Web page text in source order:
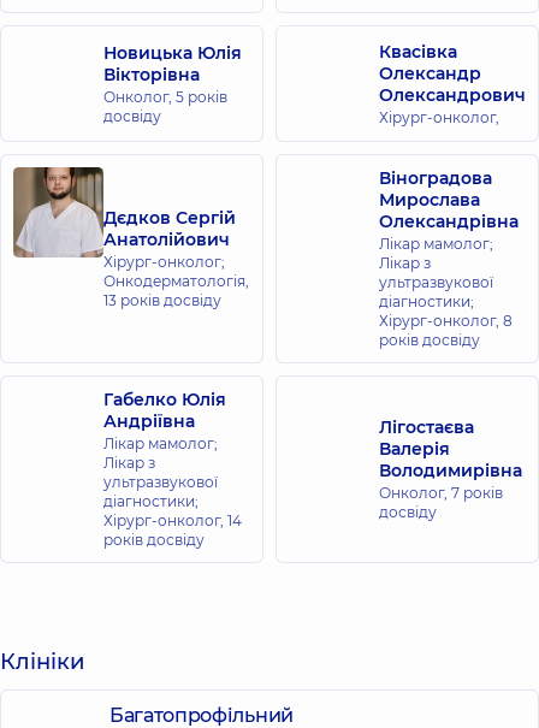
Новицька Юлія
Вікторівна
Онколог, 5 років
досвіду
Квасівка
Олександр
Олександрович
Хірург-онколог,
Дєдков Сергій
Анатолійович
Хірург-онколог;
Онкодерматологія,
13 років досвіду
Віноградова
Мирослава
Олександрівна
Лікар мамолог;
Лікар з
ультразвукової
діагностики;
Хірург-онколог, 8
років досвіду
Габелко Юлія
Андріївна
Лікар мамолог;
Лікар з
ультразвукової
діагностики;
Хірург-онколог, 14
років досвіду
Лігостаєва
Валерія
Володимирівна
Онколог, 7 років
досвіду
Клініки
Багатопрофільний